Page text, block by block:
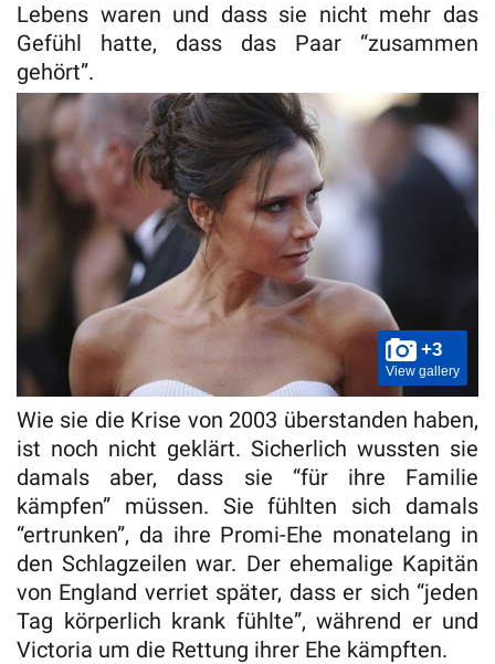
Lebens waren und dass sie nicht mehr das
Gefühl hatte, dass das Paar “zusammen
gehört”.
+3
View gallery
Wie sie die Krise von 2003 überstanden haben,
ist noch nicht geklärt. Sicherlich wussten sie
damals aber, dass sie “für ihre Familie
kämpfen” müssen. Sie fühlten sich damals
“ertrunken”, da ihre Promi-Ehe monatelang in
den Schlagzeilen war. Der ehemalige Kapitän
von England verriet später, dass er sich “jeden
Tag körperlich krank fühlte”, während er und
Victoria um die Rettung ihrer Ehe kämpften.